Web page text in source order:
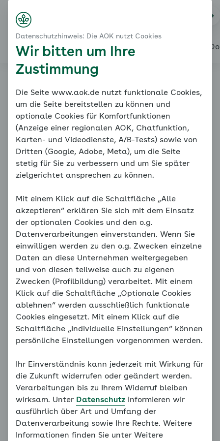
Alles über den Coach Mein Coach Meine
Blutdruck im Griff: Medikamentöse Therapie und
Wann ist eine medikamentöse Therapie
Blutdrucksenker: hoher Nutzen, geringes Risiko
Online-Coach
Bluthochdruck
Wann ist eine medikamentöse Therapie notwendig?
Blutdrucksenker: hoher
Nutzen, geringes Risiko
Der Gang zur Apotheke fällt manchen Menschen
schwer, weil sie sich durch die regelmäßige
Einnahme einer Tablette als chronisch krank
wahrnehmen. Viele fragen sich auch, warum sie
diese jetzt jeden Tag schlucken müssen, obwohl es
ihnen doch eigentlich gut geht. Wenn sie dann die
Nebenwirkungen im Beipackzettel lesen, kann das
durch Studien belegte Argumente für die
medikamentöse Therapie bei Bluthochdruck.
Lebensretter Blutdrucksenker
Zunächst: Lassen Sie sich durch die möglichen, aber
in der Regel seltenen, Nebenwirkungen nicht
Datenschutzhinweis: Die AOK nutzt Cookies
Wir bitten um Ihre
Zustimmung
Die Seite www.aok.de nutzt funktionale Cookies,
um die Seite bereitstellen zu können und
optionale Cookies für Komfortfunktionen
(Anzeige einer regionalen AOK, Chatfunktion,
Karten- und Videodienste, A/B-Tests) sowie von
Dritten (Google, Adobe, Meta), um die Seite
stetig für Sie zu verbessern und um Sie später
zielgerichtet ansprechen zu können.
Mit einem Klick auf die Schaltfläche „Alle
akzeptieren“ erklären Sie sich mit dem Einsatz
der optionalen Cookies und den o.g.
Datenverarbeitungen einverstanden. Wenn Sie
einwilligen werden zu den o.g. Zwecken einzelne
Daten an diese Unternehmen weitergegeben
und von diesen teilweise auch zu eigenen
Zwecken (Profilbildung) verarbeitet. Mit einem
Klick auf die Schaltfläche „Optionale Cookies
ablehnen“ werden ausschließlich funktionale
Cookies eingesetzt. Mit einem Klick auf die
Schaltfläche „Individuelle Einstellungen“ können
persönliche Einstellungen vorgenommen werden.
Ihr Einverständnis kann jederzeit mit Wirkung für
die Zukunft widerrufen oder geändert werden.
Verarbeitungen bis zu Ihrem Widerruf bleiben
wirksam. Unter Datenschutz informieren wir
ausführlich über Art und Umfang der
Datenverarbeitung sowie Ihre Rechte. Weitere
Informationen finden Sie unter Weitere